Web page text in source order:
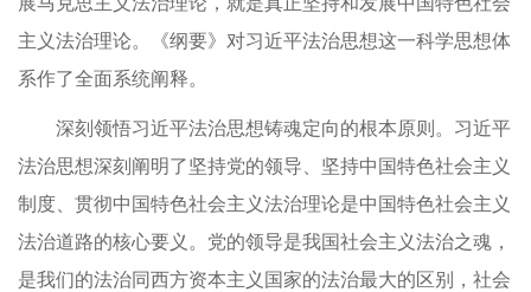
主义法治理论。《纲要》对习近平法治思想这一科学思想体
系作了全面系统阐释。
深刻领悟习近平法治思想铸魂定向的根本原则。习近平
法治思想深刻阐明了坚持党的领导、坚持中国特色社会主义
制度、贯彻中国特色社会主义法治理论是中国特色社会主义
法治道路的核心要义。党的领导是我国社会主义法治之魂，
是我们的法治同西方资本主义国家的法治最大的区别，社会